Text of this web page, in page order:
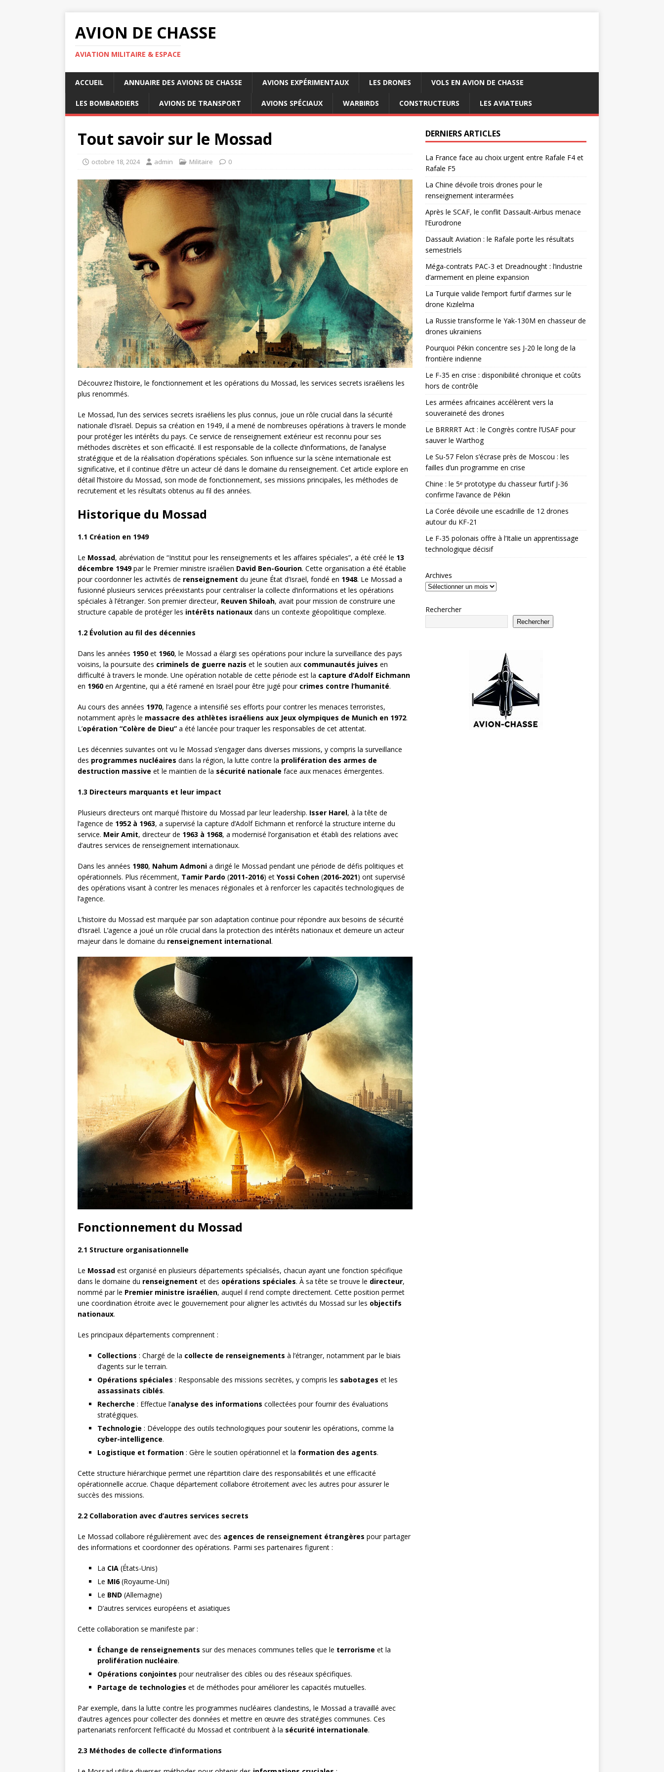
AVION DE CHASSE
AVIATION MILITAIRE & ESPACE
ACCUEIL ANNUAIRE DES AVIONS DE CHASSE AVIONS EXPÉRIMENTAUX LES DRONES VOLS EN AVION DE CHASSE
LES BOMBARDIERS AVIONS DE TRANSPORT AVIONS SPÉCIAUX WARBIRDS CONSTRUCTEURS LES AVIATEURS
Tout savoir sur le Mossad
octobre 18, 2024 admin Militaire 0
Découvrez l’histoire, le fonctionnement et les opérations du Mossad, les services secrets israéliens les
plus renommés.
Le Mossad, l’un des services secrets israéliens les plus connus, joue un rôle crucial dans la sécurité
nationale d’Israël. Depuis sa création en 1949, il a mené de nombreuses opérations à travers le monde
pour protéger les intérêts du pays. Ce service de renseignement extérieur est reconnu pour ses
méthodes discrètes et son efficacité. Il est responsable de la collecte d’informations, de l’analyse
stratégique et de la réalisation d’opérations spéciales. Son influence sur la scène internationale est
significative, et il continue d’être un acteur clé dans le domaine du renseignement. Cet article explore en
détail l’histoire du Mossad, son mode de fonctionnement, ses missions principales, les méthodes de
recrutement et les résultats obtenus au fil des années.
Historique du Mossad
1.1 Création en 1949
Le Mossad, abréviation de “Institut pour les renseignements et les affaires spéciales”, a été créé le 13
décembre 1949par le Premier ministre israélien David Ben-Gourion. Cette organisation a été établie
pour coordonner les activités de renseignement du jeune État d’Israël, fondé en 1948. Le Mossad a
fusionné plusieurs services préexistants pour centraliser la collecte d’informations et les opérations
spéciales à l’étranger. Son premier directeur, Reuven Shiloah, avait pour mission de construire une
structure capable de protéger les intérêts nationaux dans un contexte géopolitique complexe.
1.2 Évolution au fil des décennies
Dans les années 1950 et 1960, le Mossad a élargi ses opérations pour inclure la surveillance des pays
voisins, la poursuite des criminels de guerre nazis et le soutien aux communautés juives en
difficulté à travers le monde. Une opération notable de cette période est la capture d’Adolf Eichmann
en 1960 en Argentine, qui a été ramené en Israël pour être jugé pour crimes contre l’humanité.
Au cours des années 1970, l’agence a intensifié ses efforts pour contrer les menaces terroristes,
notamment après le massacre des athlètes israéliens aux Jeux olympiques de Munich en 1972.
L’opération “Colère de Dieu” a été lancée pour traquer les responsables de cet attentat.
Les décennies suivantes ont vu le Mossad s’engager dans diverses missions, y compris la surveillance
des programmes nucléaires dans la région, la lutte contre la prolifération des armes de
destruction massive et le maintien de la sécurité nationale face aux menaces émergentes.
1.3 Directeurs marquants et leur impact
Plusieurs directeurs ont marqué l’histoire du Mossad par leur leadership. Isser Harel, à la tête de
l’agence de 1952 à 1963, a supervisé la capture d’Adolf Eichmann et renforcé la structure interne du
service. Meir Amit, directeur de 1963 à 1968, a modernisé l’organisation et établi des relations avec
d’autres services de renseignement internationaux.
Dans les années 1980, Nahum Admoni a dirigé le Mossad pendant une période de défis politiques et
opérationnels. Plus récemment, Tamir Pardo (2011-2016) et Yossi Cohen (2016-2021) ont supervisé
des opérations visant à contrer les menaces régionales et à renforcer les capacités technologiques de
l’agence.
L’histoire du Mossad est marquée par son adaptation continue pour répondre aux besoins de sécurité
d’Israël. L’agence a joué un rôle crucial dans la protection des intérêts nationaux et demeure un acteur
majeur dans le domaine du renseignement international.
Fonctionnement du Mossad
2.1 Structure organisationnelle
Le Mossad est organisé en plusieurs départements spécialisés, chacun ayant une fonction spécifique
dans le domaine du renseignement et des opérations spéciales. À sa tête se trouve le directeur,
nommé par le Premier ministre israélien, auquel il rend compte directement. Cette position permet
une coordination étroite avec le gouvernement pour aligner les activités du Mossad sur les objectifs
nationaux.
Les principaux départements comprennent :
Collections : Chargé de la collecte de renseignements à l’étranger, notamment par le biais
d’agents sur le terrain.
Opérations spéciales : Responsable des missions secrètes, y compris les sabotages et les
assassinats ciblés.
Recherche : Effectue l’analyse des informations collectées pour fournir des évaluations
stratégiques.
Technologie : Développe des outils technologiques pour soutenir les opérations, comme la
cyber-intelligence.
Logistique et formation : Gère le soutien opérationnel et la formation des agents.
Cette structure hiérarchique permet une répartition claire des responsabilités et une efficacité
opérationnelle accrue. Chaque département collabore étroitement avec les autres pour assurer le
succès des missions.
2.2 Collaboration avec d’autres services secrets
Le Mossad collabore régulièrement avec des agences de renseignement étrangères pour partager
des informations et coordonner des opérations. Parmi ses partenaires figurent :
La CIA (États-Unis)
Le MI6(Royaume-Uni)
Le BND (Allemagne)
D’autres services européens et asiatiques
Cette collaboration se manifeste par :
Échange de renseignements sur des menaces communes telles que le terrorisme et la
prolifération nucléaire.
Opérations conjointes pour neutraliser des cibles ou des réseaux spécifiques.
Partage de technologies et de méthodes pour améliorer les capacités mutuelles.
Par exemple, dans la lutte contre les programmes nucléaires clandestins, le Mossad a travaillé avec
d’autres agences pour collecter des données et mettre en œuvre des stratégies communes. Ces
partenariats renforcent l’efficacité du Mossad et contribuent à la sécurité internationale.
2.3 Méthodes de collecte d’informations
DERNIERS ARTICLES
La France face au choix urgent entre Rafale F4 et
Rafale F5
La Chine dévoile trois drones pour le
renseignement interarmées
Après le SCAF, le conflit Dassault-Airbus menace
l’Eurodrone
Dassault Aviation : le Rafale porte les résultats
semestriels
Méga-contrats PAC-3 et Dreadnought : l’industrie
d’armement en pleine expansion
La Turquie valide l’emport furtif d’armes sur le
drone Kızılelma
La Russie transforme le Yak-130M en chasseur de
drones ukrainiens
Pourquoi Pékin concentre ses J-20 le long de la
frontière indienne
Le F-35 en crise : disponibilité chronique et coûts
hors de contrôle
Les armées africaines accélèrent vers la
souveraineté des drones
Le BRRRRT Act : le Congrès contre l’USAF pour
sauver le Warthog
Le Su-57 Felon s’écrase près de Moscou : les
failles d’un programme en crise
Chine : le 5ᵉ prototype du chasseur furtif J-36
confirme l’avance de Pékin
La Corée dévoile une escadrille de 12 drones
autour du KF-21
Le F-35 polonais offre à l’Italie un apprentissage
technologique décisif
Archives
Rechercher
Rechercher